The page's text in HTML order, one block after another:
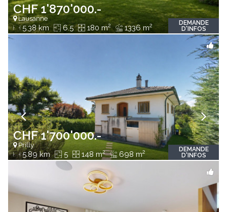
CHF 1'870'000.-
Lausanne
5.38 km 6.5 180 m2 1336 m2
DEMANDE
D'INFOS
CHF 1'700'000.-
Prilly
5.89 km 5 148 m2 698 m2
DEMANDE
D'INFOS